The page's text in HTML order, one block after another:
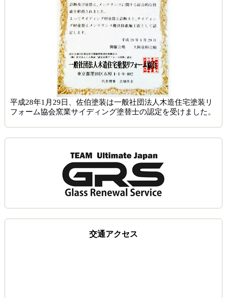
平成28年1月29日、佐伯塗装は一般社団法人木造住宅塗装リ
フォーム協会窯業サイディング塗替士の認定を受けました。
交通アクセス